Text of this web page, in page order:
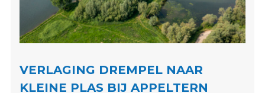
VERLAGING DREMPEL NAAR
KLEINE PLAS BIJ APPELTERN